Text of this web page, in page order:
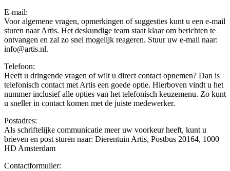
E-mail:
Voor algemene vragen, opmerkingen of suggesties kunt u een e-mail
sturen naar Artis. Het deskundige team staat klaar om berichten te
ontvangen en zal zo snel mogelijk reageren. Stuur uw e-mail naar:
info@artis.nl.
Telefoon:
Heeft u dringende vragen of wilt u direct contact opnemen? Dan is
telefonisch contact met Artis een goede optie. Hierboven vindt u het
nummer inclusief alle opties van het telefonisch keuzemenu. Zo kunt
u sneller in contact komen met de juiste medewerker.
Postadres:
Als schriftelijke communicatie meer uw voorkeur heeft, kunt u
brieven en post sturen naar: Dierentuin Artis, Postbus 20164, 1000
HD Amsterdam
Contactformulier: